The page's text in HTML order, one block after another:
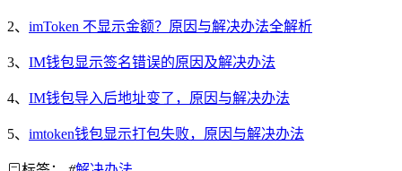
2、 imToken 不显示金额？原因与解决办法全解析
3、 IM钱包显示签名错误的原因及解决办法
4、 IM钱包导入后地址变了，原因与解决办法
5、 imtoken钱包显示打包失败，原因与解决办法